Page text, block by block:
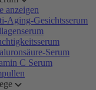
anzeigen
Aging-Gesichtsserum
Serum
C Serum